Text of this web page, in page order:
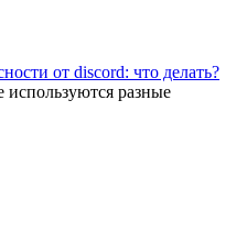
от discord: что делать?
разные